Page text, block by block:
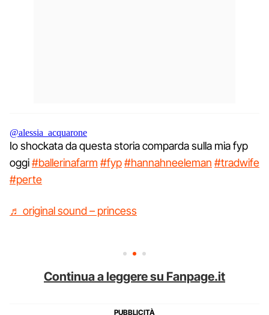
@alessia_acquarone
Io shockata da questa storia comparda sulla mia fyp
oggi#ballerinafarm #fyp#hannahneeleman #tradwife
#perte
♬ original sound – princess
Continua a leggere su Fanpage.it